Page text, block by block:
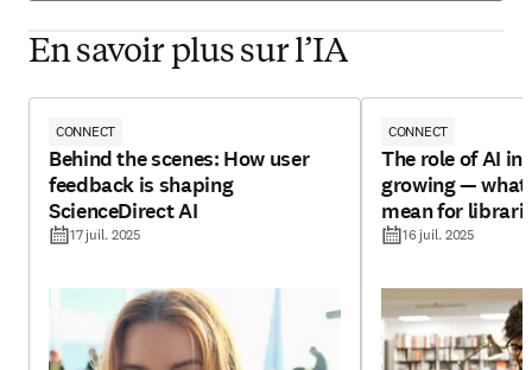
En savoir plus sur l’IA
CONNECT
Behind the scenes: How user
feedback is shaping
ScienceDirect AI
17 juil. 2025
CONNECT
The role of AI
growing — what
mean for
16 juil. 2025